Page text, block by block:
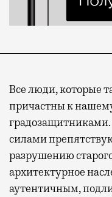
Все люди, которые
причастны к
силами
разрушению
архитектурное
аутентичным,